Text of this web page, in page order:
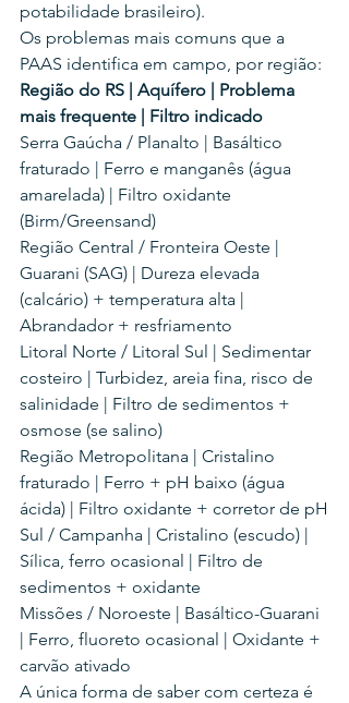
potabilidade brasileiro).
Os problemas mais comuns que a
PAAS identifica em campo, por região:
Região do RS | Aquífero | Problema
mais frequente | Filtro indicado
Serra Gaúcha / Planalto | Basáltico
fraturado | Ferro e manganês (água
amarelada) | Filtro oxidante
(Birm/Greensand)
Região Central / Fronteira Oeste |
Guarani (SAG) | Dureza elevada
(calcário) + temperatura alta |
Abrandador + resfriamento
Litoral Norte / Litoral Sul | Sedimentar
costeiro | Turbidez, areia fina, risco de
salinidade | Filtro de sedimentos +
osmose (se salino)
Região Metropolitana | Cristalino
fraturado | Ferro + pH baixo (água
ácida) | Filtro oxidante + corretor de pH
Sul / Campanha | Cristalino (escudo) |
Sílica, ferro ocasional | Filtro de
sedimentos + oxidante
Missões / Noroeste | Basáltico-Guarani
| Ferro, fluoreto ocasional | Oxidante +
carvão ativado
A única forma de saber com certeza é